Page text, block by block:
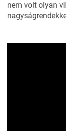
nem volt olyan